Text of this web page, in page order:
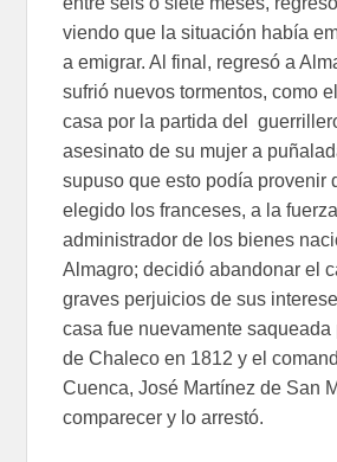
viendo que la situación había
a emigrar. Al final, regresó a
sufrió nuevos tormentos, como
casa por la partida del
asesinato de su mujer a
supuso que esto podía provenir
elegido los franceses, a la
administrador de los bienes
Almagro; decidió abandonar el
graves perjuicios de sus
casa fue nuevamente saqueada
de Chaleco en 1812 y el
Cuenca, José Martínez de San
comparecer y lo arrestó.